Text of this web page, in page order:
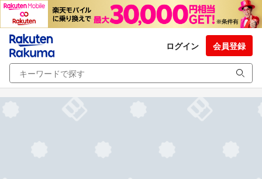
ログイン 会員登録